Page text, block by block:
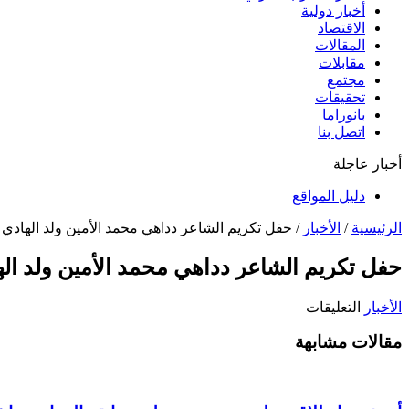
أخبار دولية
الاقتصاد
المقالات
مقابلات
مجتمع
تحقيقات
بانوراما
اتصل بنا
أخبار عاجلة
دليل المواقع
الرئيسية / الأخبار / حفل تكريم الشاعر دداهي محمد الأمين ولد الهادي
حفل تكريم الشاعر دداهي محمد الأمين ولد
الأخبار التعليقات
تكريممقالات مشابهة